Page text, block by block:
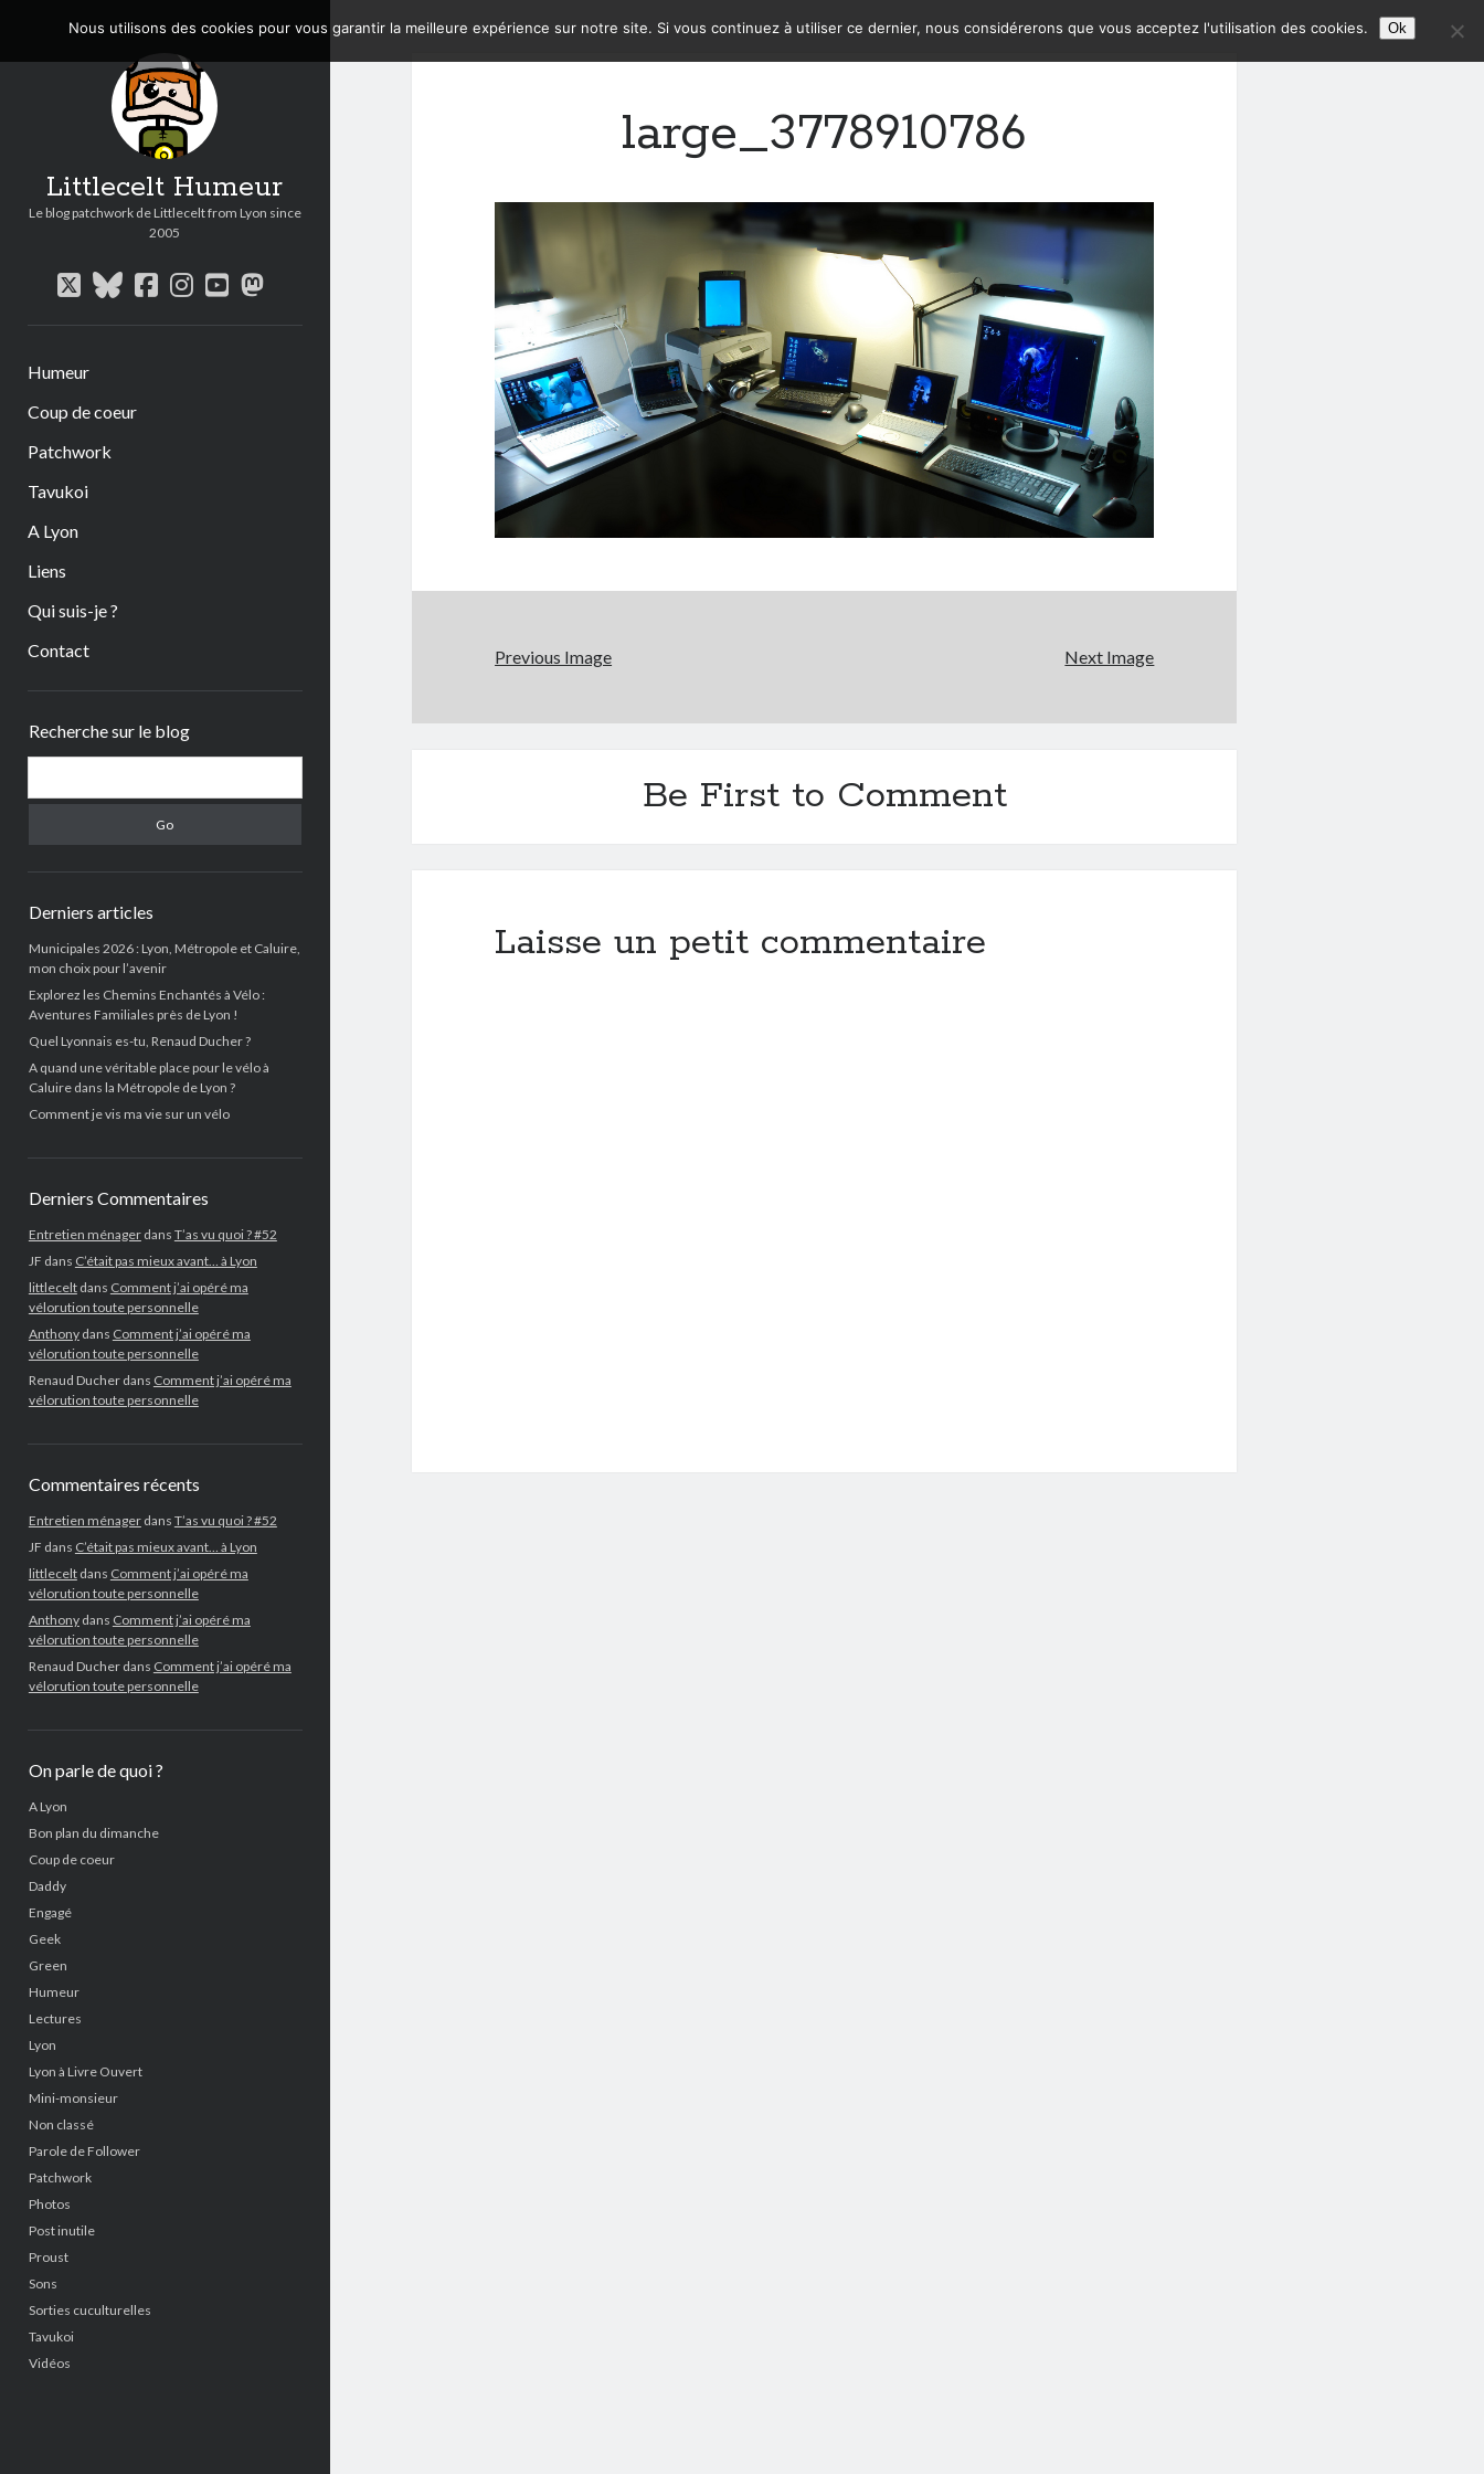
Littlecelt Humeur
Le blog patchwork de Littlecelt from Lyon since
2005
twitterbluesky
facebook
instagram
youtube
mastodon
Humeur
Coup de coeur
Patchwork
Tavukoi
A Lyon
Liens
Qui suis-je ?
Contact
Recherche sur le blog
Derniers articles
Municipales 2026 : Lyon, Métropole et Caluire,
mon choix pour l’avenir
Explorez les Chemins Enchantés à Vélo :
Aventures Familiales près de Lyon !
Quel Lyonnais es-tu, Renaud Ducher ?
A quand une véritable place pour le vélo à
Caluire dans la Métropole de Lyon ?
Comment je vis ma vie sur un vélo
Derniers Commentaires
Entretien ménagerdans T’as vu quoi ? #52
JF dans C’était pas mieux avant… à Lyon
littleceltdans Comment j’ai opéré ma
vélorution toute personnelle
Anthonydans Comment j’ai opéré ma
vélorution toute personnelle
Renaud Ducherdans Comment j’ai opéré ma
vélorution toute personnelle
Commentaires récents
Entretien ménagerdans T’as vu quoi ? #52
JF dans C’était pas mieux avant… à Lyon
littleceltdans Comment j’ai opéré ma
vélorution toute personnelle
Anthonydans Comment j’ai opéré ma
vélorution toute personnelle
Renaud Ducherdans Comment j’ai opéré ma
vélorution toute personnelle
On parle de quoi ?
A Lyon
Bon plan du dimanche
Coup de coeur
Daddy
Engagé
Geek
Green
Humeur
Lectures
Lyon
Lyon à Livre Ouvert
Mini-monsieur
Non classé
Parole de Follower
Patchwork
Photos
Post inutile
Proust
Sons
Sorties cuculturelles
Tavukoi
Vidéos
large_3778910786
Previous Image Next Image
Be First to Comment
Laisse un petit commentaire
Nous utilisons des cookies pour vous garantir la meilleure expérience sur notre site. Si vous continuez à utiliser ce dernier, nous considérerons que vous acceptez l'utilisation des cookies. Ok